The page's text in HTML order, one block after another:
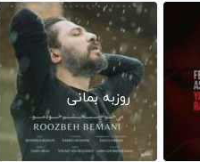
روزبه بمانی